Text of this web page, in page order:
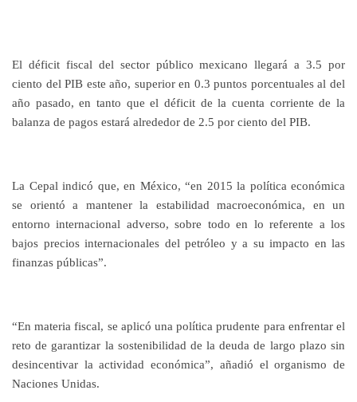
El déficit fiscal del sector público mexicano llegará a 3.5 por
ciento del PIB este año, superior en 0.3 puntos porcentuales al del
año pasado, en tanto que el déficit de la cuenta corriente de la
balanza de pagos estará alrededor de 2.5 por ciento del PIB.
La Cepal indicó que, en México, “en 2015 la política económica
se orientó a mantener la estabilidad macroeconómica, en un
entorno internacional adverso, sobre todo en lo referente a los
bajos precios internacionales del petróleo y a su impacto en las
finanzas públicas”.
“En materia fiscal, se aplicó una política prudente para enfrentar el
reto de garantizar la sostenibilidad de la deuda de largo plazo sin
desincentivar la actividad económica”, añadió el organismo de
Naciones Unidas.